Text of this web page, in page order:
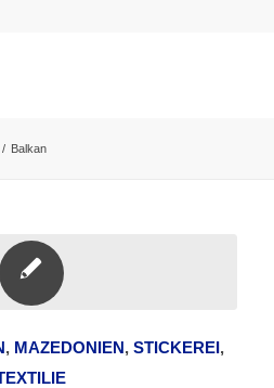
/ Balkan
, MAZEDONIEN,STICKEREI,